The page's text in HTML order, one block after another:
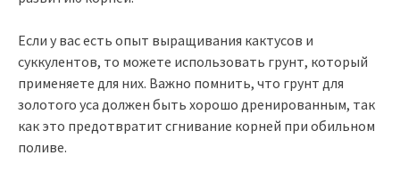
Если у вас есть опыт выращивания кактусов и
суккулентов, то можете использовать грунт, который
применяете для них. Важно помнить, что грунт для
золотого уса должен быть хорошо дренированным, так
как это предотвратит сгнивание корней при обильном
поливе.